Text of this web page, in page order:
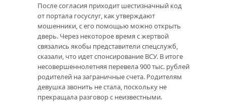
После согласия приходит шестизначный код
от портала госуслуг, как утверждают
мошенники, с его помощью можно открыть
дверь. Через некоторое время с жертвой
связались якобы представители спецслужб,
сказали, что идет спонсирование ВСУ. В итоге
несовершеннолетняя перевела 900 тыс. рублей
родителей на заграничные счета. Родителям
девушка звонить не стала, поскольку не
прекращала разговор с неизвестными.